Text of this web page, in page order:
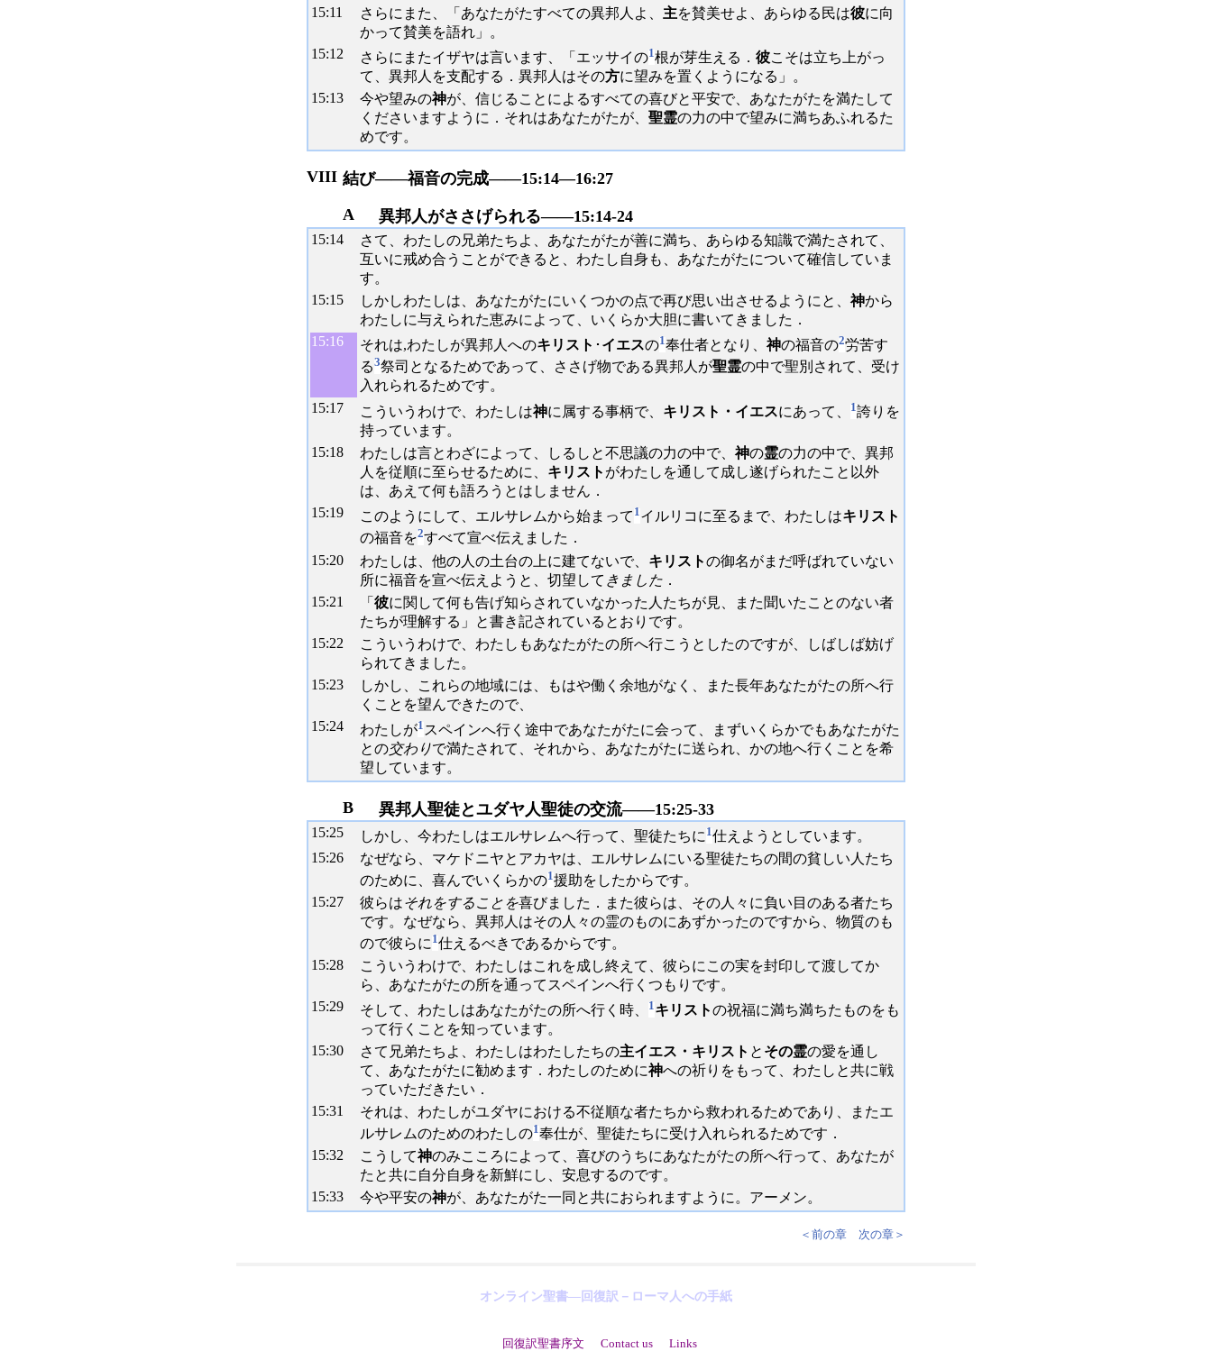
15:11 さらにまた、「あなたがたすべての異邦人よ、 主を賛美せよ、あらゆる民は彼に向
かって賛美を語れ」。
15:12 さらにまたイザヤは言います、「エッサイの1根が芽生える． 彼こそは立ち上がっ
て、異邦人を支配する．異邦人はその方に望みを置くようになる」。
15:13 今や望みの神が、信じることによるすべての喜びと平安で、あなたがたを満たして
くださいますように．それはあなたがたが、 聖霊の力の中で望みに満ちあふれるた
めです。
VIII 結び――福音の完成――15:14―16:27
A
異邦人がささげられる――15:14-24
15:14
さて、わたしの兄弟たちよ、あなたがたが善に満ち、あらゆる知識で満たされて、
互いに戒め合うことができると、わたし自身も、あなたがたについて確信していま
す。
15:15 しかしわたしは、あなたがたにいくつかの点で再び思い出させるようにと、 神から
わたしに与えられた恵みによって、いくらか大胆に書いてきました．
15:16 それは,わたしが異邦人へのキリスト ･ イエスの1奉仕者となり、 神の福音の2労苦す
る3祭司となるためであって、ささげ物である異邦人が聖霊の中で聖別されて、受け
入れられるためです。
15:17 こういうわけで、わたしは神に属する事柄で、 キリスト・イエスにあって、 1誇りを
持っています。
15:18 わたしは言とわざによって、しるしと不思議の力の中で、 神の霊の力の中で、異邦
人を従順に至らせるために、 キリスト がわたしを通して成し遂げられたこと以外
は、あえて何も語ろうとはしません．
15:19 このようにして、エルサレムから始まって 1 イルリコに至るまで、わたしはキリスト
の福音を2すべて宣べ伝えました．
15:20 わたしは、他の人の土台の上に建てないで、 キリストの御名がまだ呼ばれていない
所に福音を宣べ伝えようと、切望して きました ．
15:21 「 彼に関して何も告げ知らされていなかった人たちが見、また聞いたことのない者
たちが理解する」と書き記されているとおりです。
15:22
こういうわけで、わたしもあなたがたの所へ行こうとしたのですが、しばしば妨げ
られてきました。
15:23
しかし、これらの地域には、もはや働く余地がなく、また長年あなたがたの所へ行
くことを望んできたので、
15:24 わたしが1 スペインへ行く途中であなたがたに会って、まずいくらかでもあなたがた
との交わりで満たされて、それから、あなたがたに送られ、かの地へ行くことを希
望しています。
B 異邦人聖徒とユダヤ人聖徒の交流――15:25-33
15:25 しかし、今わたしはエルサレムへ行って、聖徒たちに 1仕えようとしています。
15:26
なぜなら、マケドニヤとアカヤは、エルサレムにいる聖徒たちの間の貧しい人たち
のために、喜んでいくらかの1援助をしたからです。
15:27 彼らはそれをすることを喜びました．また彼らは、その人々に負い目のある者たち
です。なぜなら、異邦人はその人々の霊のものにあずかったのですから、物質のも
ので彼らに 1仕えるべきであるからです。
15:28
こういうわけで、わたしはこれを成し終えて、彼らにこの実を封印して渡してか
ら、あなたがたの所を通ってスペインへ行くつもりです。
15:29 そして、わたしはあなたがたの所へ行く時、 1 キリストの祝福に満ち満ちたものをも
って行くことを知っています。
15:30 さて兄弟たちよ、わたしはわたしたちの主イエス・キリスト と その霊の愛を通し
て、あなたがたに勧めます．わたしのために神への祈りをもって、わたしと共に戦
っていただきたい．
15:31
それは、わたしがユダヤにおける不従順な者たちから救われるためであり、またエ
ルサレムのためのわたしの1奉仕が、聖徒たちに受け入れられるためです．
15:32 こうして神のみこころによって、喜びのうちにあなたがたの所へ行って、あなたが
たと共に自分自身を新鮮にし、安息するのです。
15:33 今や平安の神が、あなたがた一同と共におられますように。アーメン。
＜前の章 次の章＞
オンライン聖書―回復訳－ローマ人への手紙
回復訳聖書序文 Contact us Links